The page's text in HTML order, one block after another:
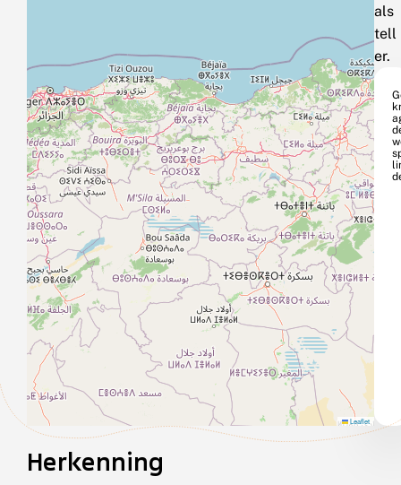
Leaflet
als
tell
er.
Herkenning